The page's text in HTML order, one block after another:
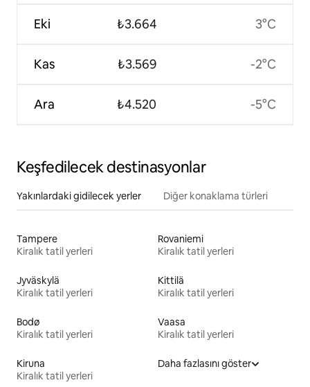
Eki
Kas
Ara
₺3.664
₺3.569
₺4.520
3°C
-2°C
-5°C
Keşfedilecek destinasyonlar
Yakınlardaki gidilecek yerler Diğer konaklama türleri
Tampere
Kiralık tatil yerleri
Rovaniemi
Kiralık tatil yerleri
Jyväskylä
Kiralık tatil yerleri
Kittilä
Kiralık tatil yerleri
Bodø
Kiralık tatil yerleri
Vaasa
Kiralık tatil yerleri
Kiruna
Kiralık tatil yerleri
Daha fazlasını göster